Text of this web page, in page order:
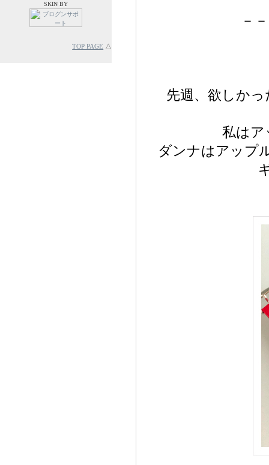
－
先週、欲しか
私はア
ダンナはアップ
SKIN BY
TOP PAGE △